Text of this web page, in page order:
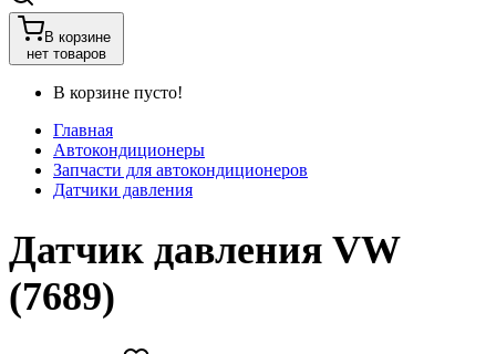
В корзине
нет товаров
В корзине пусто!
Главная
Автокондиционеры
Запчасти для автокондиционеров
Датчики давления
Датчик давления VW
(7689)